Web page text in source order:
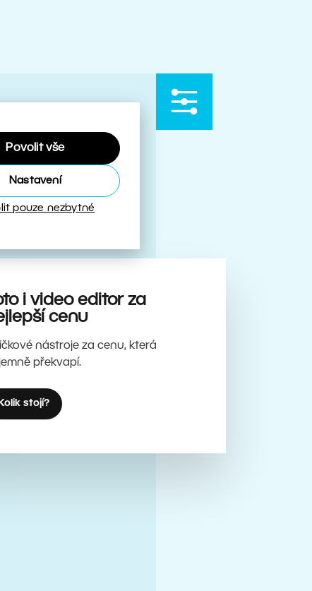
Povolit vše
Nastavení
pouze nezbytné
i video editor za
cenu
nástroje za cenu, která
překvapí.
Kolik stojí?